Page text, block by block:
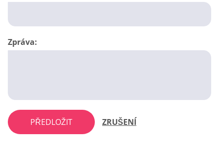
Zpráva:
PŘEDLOŽIT ZRUŠENÍ